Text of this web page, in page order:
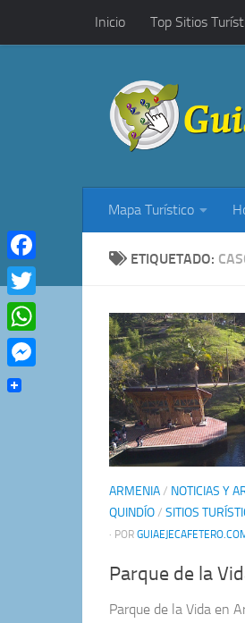
Saltar al contenido
Inicio Top Sitios
Mapa Turístico
ETIQUETADO:
ARMENIA/ NOTICIAS Y
QUINDÍO/ SITIOS
· POR
Parque de la
Parque de la Vida en
Facebook
Twitter
WhatsApp
Messenger